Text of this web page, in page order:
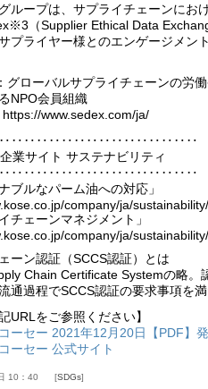
ループは、サプライチェーンに
（Supplier Ethical Data
プライヤー様とのエンゲージメン
ローバルサプライチェーンの労
NPO会員組織
www.sedex.com/ja/
業サイト サステナビリティ
ブルなパーム油への対応」
company/ja/
チェーンマネジメント」
company/ja/
ーン認証（SCCS認証）とは
Chain Certificate Systemの略
通過程でSCCS認証の要求事項を
URLをご参照ください】
ーセー 2021年12月20日【PDF】
ーセー 公式サイト
10：40 SDGs